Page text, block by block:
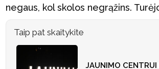
negaus, kol skolos negrąžins.
Taip pat skaitykite
JAUNIMO CENTRUI